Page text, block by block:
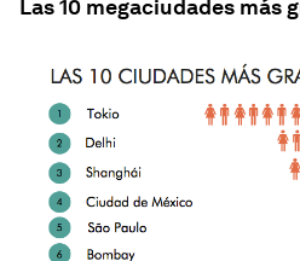
Las 10 megaciudades más